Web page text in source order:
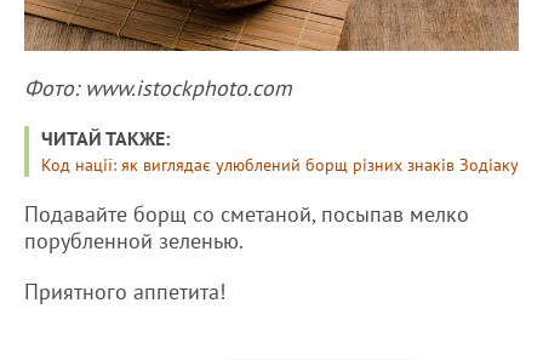
Фото: www.istockphoto.com
ЧИТАЙ ТАКЖЕ:
Код нації: як виглядає улюблений борщ різних знаків Зодіаку
Подавайте борщ со сметаной, посыпав мелко
порубленной зеленью.
Приятного аппетита!